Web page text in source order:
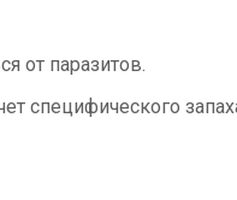
от паразитов.
специфического